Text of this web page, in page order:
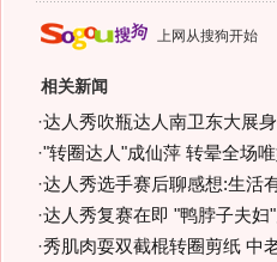
上网从搜狗开始
相关新闻
·达人秀吹瓶达人南卫东大展
·"转圈达人"成仙萍 转晕全场
·达人秀选手赛后聊感想:生活
·达人秀复赛在即 "鸭脖子夫妇
·秀肌肉耍双截棍转圈剪纸 中